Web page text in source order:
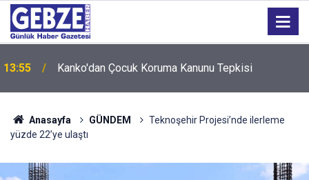
13:55 Kanko'dan Çocuk Koruma Kanunu Tepkisi
Anasayfa GÜNDEM
Teknoşehir Projesi’nde ilerleme
yüzde 22’ye ulaştı